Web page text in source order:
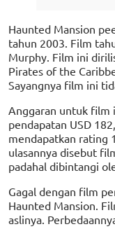
Haunted Mansion
tahun 2003. Film
Murphy. Film ini
Pirates of the
Sayangnya film ini
Anggaran untuk film
pendapatan USD
mendapatkan rating
ulasannya disebut
padahal dibintangi
Gagal dengan film
Haunted Mansion.
aslinya.